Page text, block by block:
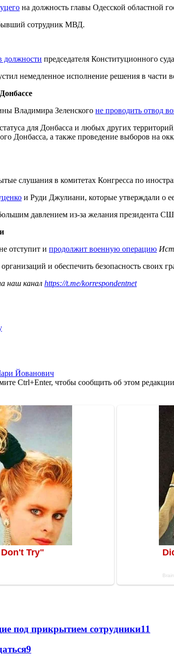
на должность главы Одесской областной
сотрудник МВД.
должности председателя Конституционного
немедленное исполнение решения в части
Владимира Зеленского не проводить отвод
для Донбасса и любых других
Донбасса, а также проведение выборов на
в комитетах Конгресса по
и Руди Джулиани, которые утверждали о
давлением из-за желания президента
отступит и продолжит военную операцию
и обеспечить безопасность своих
наш канал https://t.me/korrespondentnet
Йованович
Ctrl+Enter, чтобы сообщить об этом
под прикрытием сотрудники11
9